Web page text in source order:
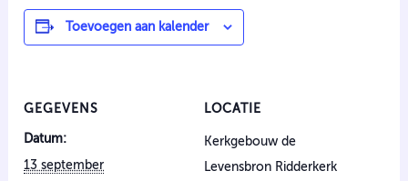
Toevoegen aan kalender
GEGEVENS
Datum:
13 september
LOCATIE
Kerkgebouw de
Levensbron Ridderkerk